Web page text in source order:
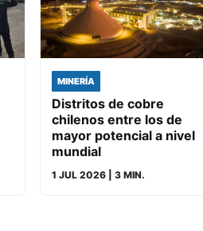
MINERÍA
Distritos de cobre
chilenos entre los de
mayor potencial a nivel
mundial
1 JUL 2026 | 3 MIN.